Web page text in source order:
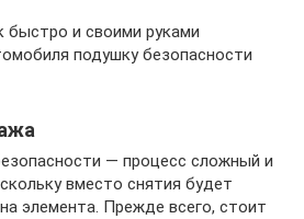
быстро и своими руками
подушку безопасности
— процесс сложный и
вместо снятия будет
элемента. Прежде всего, стоит